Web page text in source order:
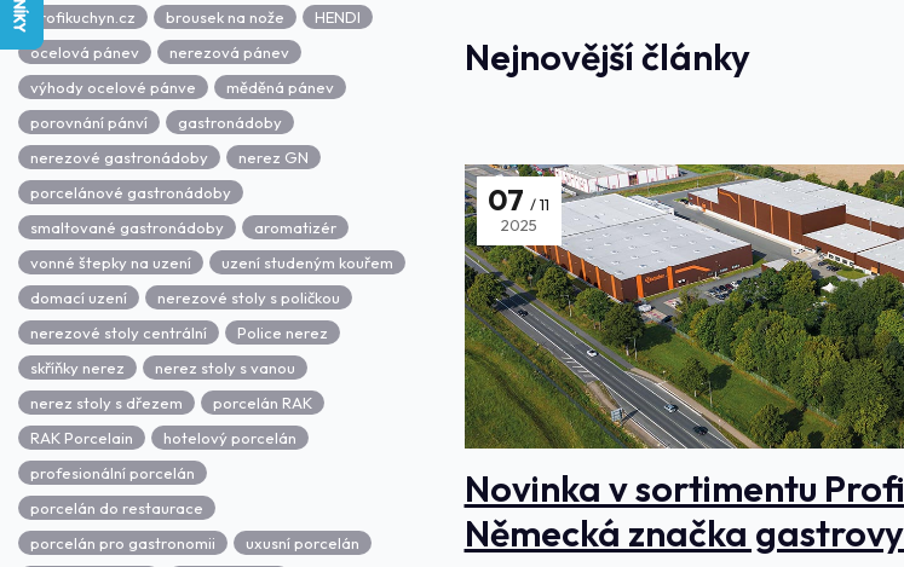
Profikuchyn.cz brousek na nože
HENDI
ocelová pánev
nerezová pánev
výhody ocelové pánve
měděná pánev
porovnání pánví
gastronádoby
nerezové gastronádoby
nerez GN
porcelánové gastronádoby
smaltované gastronádoby
aromatizér
vonné štepky na uzení
uzení studeným kouřem
domací uzení
nerezové stoly s poličkou
nerezové stoly centrální
Police nerez
skříňky nerez
nerez stoly s vanou
nerez stoly s dřezem
porcelán RAK
RAK Porcelain
hotelový porcelán
profesionální porcelán
porcelán do restaurace
porcelán pro gastronomii
uxusní porcelán
Nejnovější články
Novinka v sortimentu
Německá značka
07
11
2025